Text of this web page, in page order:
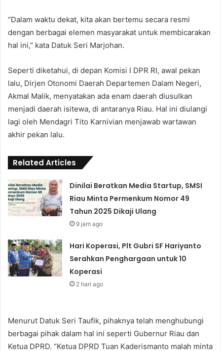
“Dalam waktu dekat, kita akan bertemu secara resmi
dengan berbagai elemen masyarakat untuk membicarakan
hal ini,” kata Datuk Seri Marjohan.
Seperti diketahui, di depan Komisi I DPR RI, awal pekan
lalu, Dirjen Otonomi Daerah Departemen Dalam Negeri,
Akmal Malik, menyatakan ada enam daerah diusulkan
menjadi daerah isitewa, di antaranya Riau. Hal ini diulangi
lagi oleh Mendagri Tito Karnivian menjawab wartawan
akhir pekan lalu.
Related Articles
Dinilai Beratkan Media Startup, SMSI
Riau Minta Permenkum Nomor 49
Tahun 2025 Dikaji Ulang
9 jam ago
Hari Koperasi, Plt Gubri SF Hariyanto
Serahkan Penghargaan untuk 10
Koperasi
2 hari ago
Menurut Datuk Seri Taufik, pihaknya telah menghubungi
berbagai pihak dalam hal ini seperti Gubernur Riau dan
Ketua DPRD. “Ketua DPRD Tuan Kaderismanto malah minta